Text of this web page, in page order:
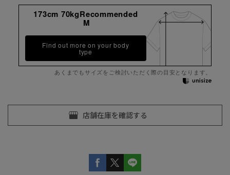
173cm 70kgRecommended
M
Find out more on your body
type
あくまでもサイズをご検討いただく際の目安となります。